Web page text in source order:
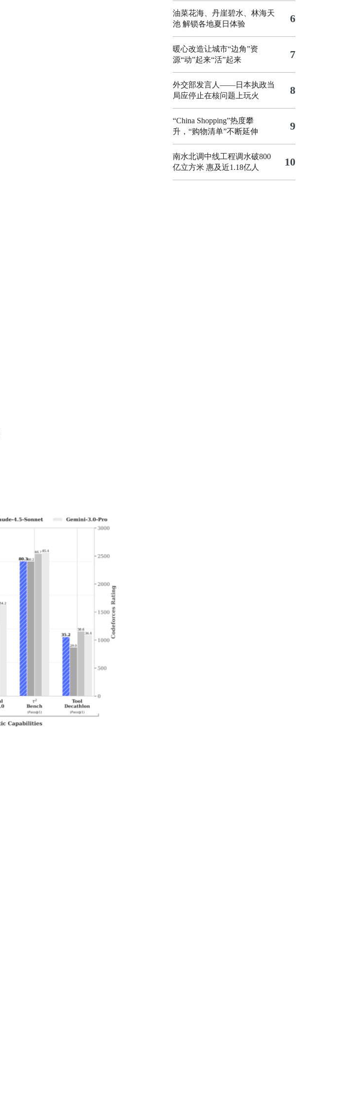
油菜花海、丹崖碧水、林海天
池 解锁各地夏日体验
6
暖心改造让城市“边角”资
源“动”起来“活”起来
7
外交部发言人——日本执政当
局应停止在核问题上玩火
8
“China Shopping”热度攀
升，“购物清单”不断延伸
9
南水北调中线工程调水破800
亿立方米 惠及近1.18亿人
10